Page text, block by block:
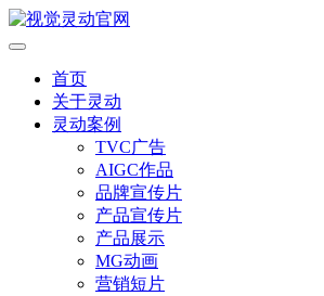
首页
关于灵动
灵动案例
TVC广告
AIGC作品
品牌宣传片
产品宣传片
产品展示
MG动画
营销短片